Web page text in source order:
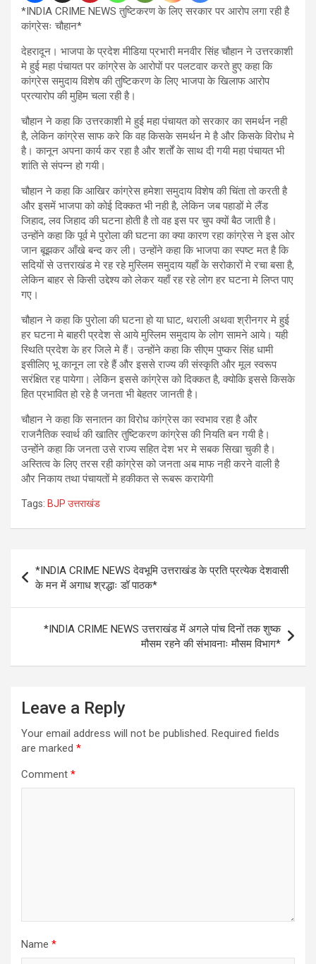
*INDIA CRIME NEWS तुष्टिकरण के लिए सरकार पर आरोप लगा रही है
कांग्रेसः चौहान*
देहरादून। भाजपा के प्रदेश मीडिया प्रभारी मनवीर सिंह चौहान ने उत्तरकाशी
मे हुई महा पंचायत पर कांग्रेस के आरोपों पर पलटवार करते हुए कहा कि
कांग्रेस समुदाय विशेष की तुष्टिकरण के लिए भाजपा के खिलाफ आरोप
प्रत्यारोप की मुहिम चला रही है।
चौहान ने कहा कि उत्तरकाशी मे हुई महा पंचायत को सरकार का समर्थन नही
है, लेकिन कांग्रेस साफ करे कि वह किसके समर्थन मे है और किसके विरोध मे
है। कानून अपना कार्य कर रहा है और शर्तों के साथ दी गयी महा पंचायत भी
शांति से संपन्न हो गयी।
चौहान ने कहा कि आखिर कांग्रेस हमेशा समुदाय विशेष की चिंता तो करती है
और इसमें भाजपा को कोई दिक्कत भी नही है, लेकिन जब पहाडों मे लैंड
जिहाद, लव जिहाद की घटना होती है तो वह इस पर चुप क्यों बैठ जाती है।
उन्होंने कहा कि पूर्व मे पुरोला की घटना का क्या कारण रहा कांग्रेस ने इस ओर
जान बूझकर आँखे बन्द कर ली। उन्होंने कहा कि भाजपा का स्पष्ट मत है कि
सदियों से उत्तराखंड मे रह रहे मुस्लिम समुदाय यहाँ के सरोकारों मे रचा बसा है,
लेकिन बाहर से किसी उद्देश्य को लेकर यहाँ रह रहे लोग हर घटना मे लिप्त पाए
गए।
चौहान ने कहा कि पुरोला की घटना हो या घाट, थराली अथवा श्रीनगर मे हुई
हर घटना मे बाहरी प्रदेश से आये मुस्लिम समुदाय के लोग सामने आये। यही
स्थिति प्रदेश के हर जिले मे हैं। उन्होंने कहा कि सीएम पुष्कर सिंह धामी
इसीलिए भू कानून ला रहे हैं और इससे राज्य की संस्कृति और मूल स्वरूप
सरंक्षित रह पायेगा। लेकिन इससे कांग्रेस को दिक्कत है, क्योकि इससे किसके
हित प्रभावित हो रहे है जनता भी बेहतर जानती है।
चौहान ने कहा कि सनातन का विरोध कांग्रेस का स्वभाव रहा है और
राजनैतिक स्वार्थ की खातिर तुष्टिकरण कांग्रेस की नियति बन गयी है।
उन्होंने कहा कि जनता उसे राज्य सहित देश भर मे सबक सिखा चुकी है।
अस्तित्व के लिए तरस रही कांग्रेस को जनता अब माफ नही करने वाली है
और निकाय तथा पंचायतों मे हकीकत से रूबरू करायेगी
Tags: BJP उत्तराखंड
navigation
*INDIA CRIME NEWS देवभूमि उत्तराखंड के प्रति प्रत्येक देशवासी
के मन में अगाध श्रद्धाः डॉ पाठक*
*INDIA CRIME NEWS उत्तराखंड में अगले पांच दिनों तक शुष्क
मौसम रहने की संभावनाः मौसम विभाग*
Leave a Reply
Your email address will not be published. Required fields
are marked *
Comment *
Name *